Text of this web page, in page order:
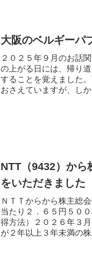
大阪のベルギーパ
２０２５年９月のお話
の上がる日には、帰り
することを覚えました
おさえていますが、し
NTT（9432）から
をいただきました
ＮＴＴからから株主総
当たり２．６５円５０
得方法）２０２６年３
が２年以上３年未満の